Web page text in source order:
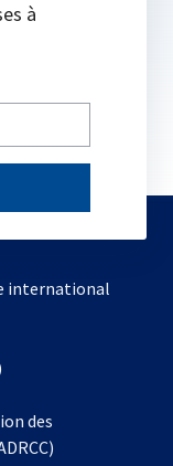
à
international
des